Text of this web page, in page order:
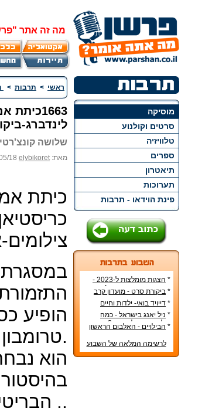
מה זה אתר
מוסיקה
סרטים וקולנוע
טלוויזיה
ספרים
תיאטרון
תערוכות
פינת הוידאו - תרבות
*
הצגות מומלצות ל-2023 -
הרשימה הטובה ביותר!
* ביקורת סרט - מועדון קרב
* דייויד בואי- ילדות וחיים
אישיים
* ניל יאנג בישראל - כמה
עולה כרטיס להופעה?
* הבילויים - האלבום הראשון
לרשימה המלאה של השבוע
ראשי > תרבות >
לינדברג-
שלושה
מאת:elybikoret
(21:31)
הופיע
טרומבון.
הוא
הבריטית קלאסיק אף אם ..